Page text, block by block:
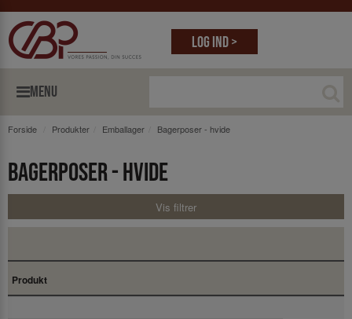
Log ind >
MENU
Forside Produkter Emballager Bagerposer - hvide
Bagerposer - hvide
Vis filtrer
Produkt